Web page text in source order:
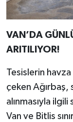
VAN’DA
ARITILIYOR!
Tesislerin
çeken Ağırbaş,
alınmasıyla
Van ve Bitlis